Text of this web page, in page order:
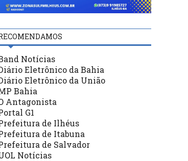
Notícias
Eletrônico da Bahia
Eletrônico da União
Bahia
Antagonista
G1
de Ilhéus
de Itabuna
de Salvador
Notícias